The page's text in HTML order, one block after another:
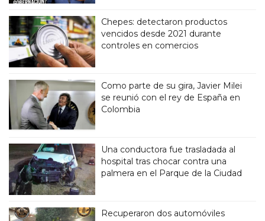
Chepes: detectaron productos
vencidos desde 2021 durante
controles en comercios
Como parte de su gira, Javier Milei
se reunió con el rey de España en
Colombia
Una conductora fue trasladada al
hospital tras chocar contra una
palmera en el Parque de la Ciudad
Recuperaron dos automóviles